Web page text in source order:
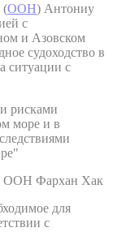
(ООН) Антониу
с
и Азовском
судоходство в
ситуации с
рисками
море и в
ООН Фархан Хак
для
с